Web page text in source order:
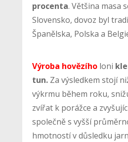
procenta. Většina masa
Slovensko, dovoz byl
Španělska, Polska a
Výroba hovězíholoni
tun.Za výsledkem stojí
výkrmu během roku,
zvířat k porážce a
společně s vyšší
hmotností v důsledku